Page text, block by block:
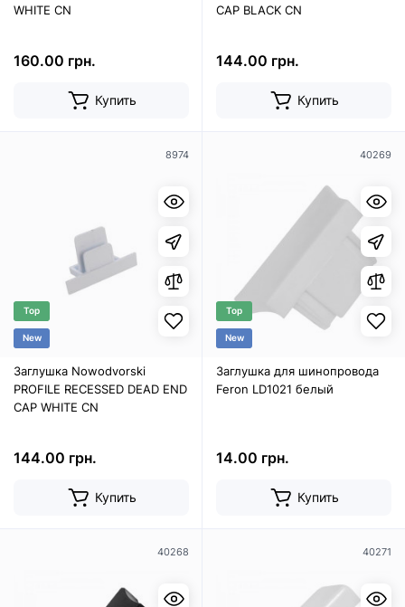
WHITE CN
160.00 грн.
Купить
CAP BLACK CN
144.00 грн.
Купить
8974
Top
New
Заглушка Nowodvorski
PROFILE RECESSED DEAD END
CAP WHITE CN
144.00 грн.
Купить
40269
Top
New
Заглушка для шинопровода
Feron LD1021 белый
14.00 грн.
Купить
40268 40271